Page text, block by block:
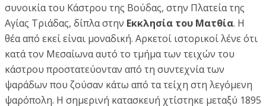
συνοικία του Κάστρου της Βούδας, στην Πλατεία της
Αγίας Τριάδας, δίπλα στην Εκκλησία του Ματθία. Η
θέα από εκεί είναι μοναδική. Αρκετοί ιστορικοί λένε ότι
κατά τον Μεσαίωνα αυτό το τμήμα των τειχών του
κάστρου προστατεύονταν από τη συντεχνία των
ψαράδων που ζούσαν κάτω από τα τείχη στη λεγόμενη
ψαρόπολη. Η σημερινή κατασκευή χτίστηκε μεταξύ 1895